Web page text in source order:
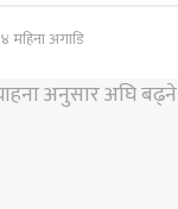
४ महिना अगाडि